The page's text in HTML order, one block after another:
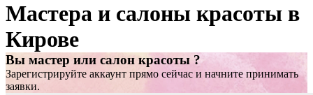
Мастера и салоны красоты в
Кирове
Вы мастер или салон красоты ?
Зарегистрируйте аккаунт прямо сейчас и начните принимать
заявки.